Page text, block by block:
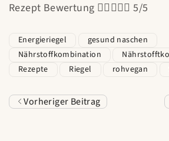
Rezept Bewertung  5/5
Energieriegel
gesund naschen
Nährstoffkombination
Rezepte
Riegel rohvegan
Vorheriger Beitrag